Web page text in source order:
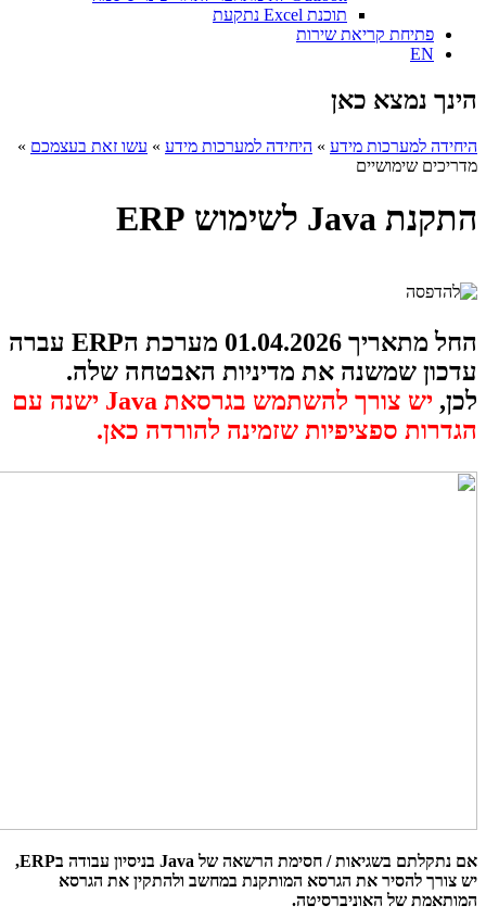
תוכנת Excel נתקעת
פתיחת קריאת שירות
EN
הינך נמצא כאן
היחידה למערכות מידע » היחידה למערכות מידע » עשו זאת בעצמכם »
מדריכים שימושיים
התקנת Java לשימוש ERP
החל מתאריך 01.04.2026 מערכת הERP עברה
עדכון שמשנה את מדיניות האבטחה שלה.
לכן,
יש צורך להשתמש בגרסאת Java ישנה עם
הגדרות ספציפיות שזמינה להורדה כאן.
אם נתקלתם בשגיאות / חסימת הרשאה של Java בניסיון עבודה בERP,
יש צורך להסיר את הגרסא המותקנת במחשב ולהתקין את הגרסא
המותאמת של האוניברסיטה.